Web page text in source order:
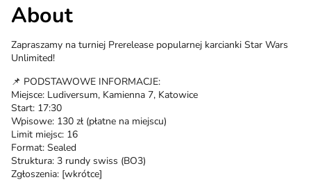
About
Zapraszamy na turniej Prerelease popularnej karcianki Star Wars
Unlimited!
📌 PODSTAWOWE INFORMACJE:
Miejsce: Ludiversum, Kamienna 7, Katowice
Start: 17:30
Wpisowe: 130 zł (płatne na miejscu)
Limit miejsc: 16
Format: Sealed
Struktura: 3 rundy swiss (BO3)
Zgłoszenia: [wkrótce]